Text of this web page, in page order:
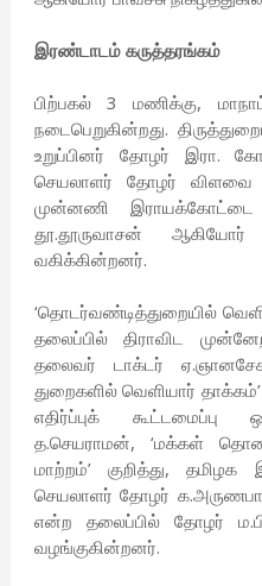
இரண்டாடம் கருத்தரங்கம்
பிற்பகல் 3 மணிக்கு,
நடைபெறுகின்றது.
உறுப்பினர் தோழர் இரா.
செயலாளர் தோழர் விளவை
முன்னணி இராயக்கோட்டை
தூ.தூருவாசன் ஆகியோர்
வகிக்கின்றனர்.
‘தொடர்வண்டித்துறையில்
தலைப்பில் திராவிட
தலைவர் டாக்டர்
துறைகளில் வெளியார்
எதிர்ப்புக் கூட்டமைப்பு
த.செயராமன், ‘மக்கள்
மாற்றம்’ குறித்து,
செயலாளர் தோழர்
என்ற தலைப்பில் தோழர்
வழங்குகின்றனர்.